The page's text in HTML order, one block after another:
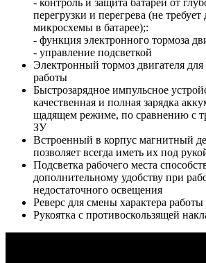
перегрузки и перегрева (не
микросхемы в батарее);:
- функция электронного тормоза
- управление подсветкой
Электронный тормоз двигателя
работы
Быстрозарядное импульсное
качественная и полная зарядка
щадящем режиме, по сравнению с
ЗУ
Встроенный в корпус магнитный
позволяет всегда иметь их под
Подсветка рабочего места
дополнительному удобству при
недостаточного освещения
Реверс для смены характера работы
Рукоятка с противоскользящей